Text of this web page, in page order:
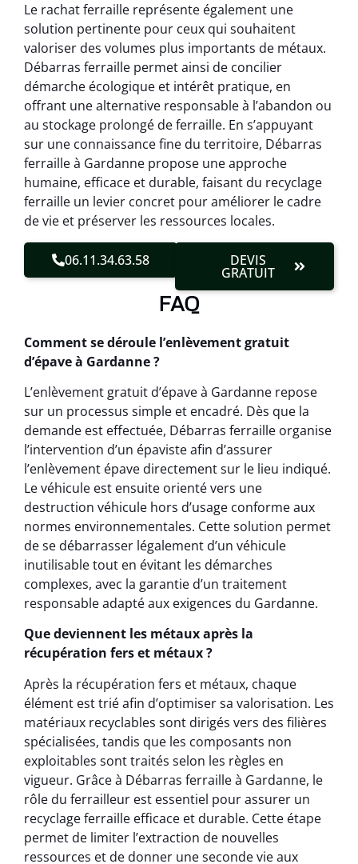
Le rachat ferraille représente également une
solution pertinente pour ceux qui souhaitent
valoriser des volumes plus importants de métaux.
Débarras ferraille permet ainsi de concilier
démarche écologique et intérêt pratique, en
offrant une alternative responsable à l’abandon ou
au stockage prolongé de ferraille. En s’appuyant
sur une connaissance fine du territoire, Débarras
ferraille à Gardanne propose une approche
humaine, efficace et durable, faisant du recyclage
ferraille un levier concret pour améliorer le cadre
de vie et préserver les ressources locales.
06.11.34.63.58 DEVIS
GRATUIT
FAQ
Comment se déroule l’enlèvement gratuit
d’épave à Gardanne ?
L’enlèvement gratuit d’épave à Gardanne repose
sur un processus simple et encadré. Dès que la
demande est effectuée, Débarras ferraille organise
l’intervention d’un épaviste afin d’assurer
l’enlèvement épave directement sur le lieu indiqué.
Le véhicule est ensuite orienté vers une
destruction véhicule hors d’usage conforme aux
normes environnementales. Cette solution permet
de se débarrasser légalement d’un véhicule
inutilisable tout en évitant les démarches
complexes, avec la garantie d’un traitement
responsable adapté aux exigences du Gardanne.
Que deviennent les métaux après la
récupération fers et métaux ?
Après la récupération fers et métaux, chaque
élément est trié afin d’optimiser sa valorisation. Les
matériaux recyclables sont dirigés vers des filières
spécialisées, tandis que les composants non
exploitables sont traités selon les règles en
vigueur. Grâce à Débarras ferraille à Gardanne, le
rôle du ferrailleur est essentiel pour assurer un
recyclage ferraille efficace et durable. Cette étape
permet de limiter l’extraction de nouvelles
ressources et de donner une seconde vie aux